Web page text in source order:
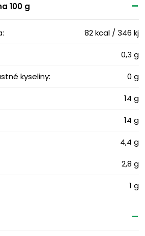
100 g
82 kcal / 346 kj
0,3 g
kyseliny: 0 g
14 g
14 g
4,4 g
2,8 g
1 g